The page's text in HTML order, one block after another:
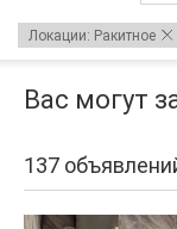
Локации: Ракитное
Вас могут
137